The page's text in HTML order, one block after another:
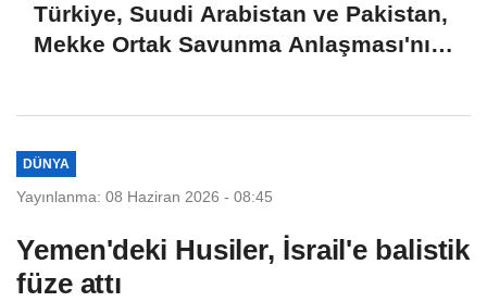
Türkiye, Suudi Arabistan ve Pakistan,
Mekke Ortak Savunma Anlaşması'nı
DÜNYA
Yayınlanma: 08 Haziran 2026 - 08:45
Yemen'deki Husiler, İsrail'e balistik
füze attı